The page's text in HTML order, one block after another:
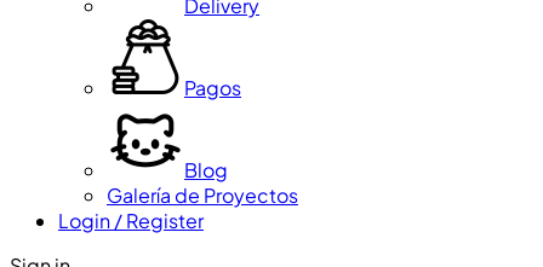
Delivery
Pagos
Blog
Galería de Proyectos
Login / Register